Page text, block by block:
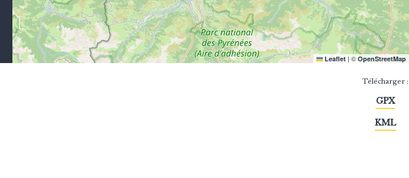
Leaflet | © OpenStreetMap
Télécharger :
GPX
KML